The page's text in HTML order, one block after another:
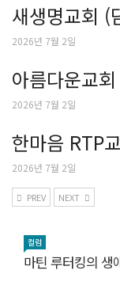
새생명교회 (
2026년 7월 2일
아름다운교
2026년 7월 2일
한마음 RTP
2026년 7월 2일
PREV NEXT
컬럼
마틴 루터킹의 생